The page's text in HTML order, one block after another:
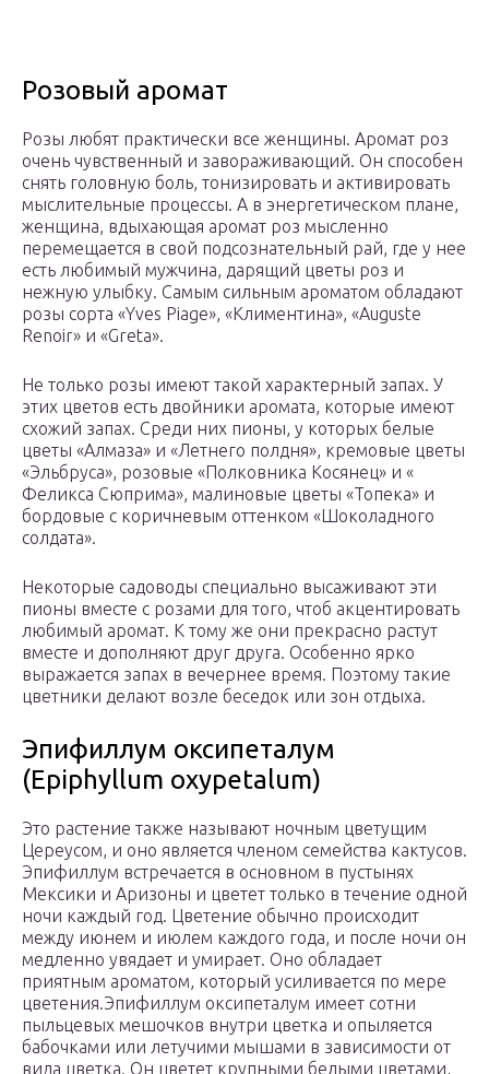
Розовый аромат
Розы любят практически все женщины. Аромат роз
очень чувственный и завораживающий. Он способен
снять головную боль, тонизировать и активировать
мыслительные процессы. А в энергетическом плане,
женщина, вдыхающая аромат роз мысленно
перемещается в свой подсознательный рай, где у нее
есть любимый мужчина, дарящий цветы роз и
нежную улыбку. Самым сильным ароматом обладают
розы сорта «Yves Piage», «Климентина», «Auguste
Renoir» и «Greta».
Не только розы имеют такой характерный запах. У
этих цветов есть двойники аромата, которые имеют
схожий запах. Среди них пионы, у которых белые
цветы «Алмаза» и «Летнего полдня», кремовые цветы
«Эльбруса», розовые «Полковника Косянец» и «
Феликса Сюприма», малиновые цветы «Топека» и
бордовые с коричневым оттенком «Шоколадного
солдата».
Некоторые садоводы специально высаживают эти
пионы вместе с розами для того, чтоб акцентировать
любимый аромат. К тому же они прекрасно растут
вместе и дополняют друг друга. Особенно ярко
выражается запах в вечернее время. Поэтому такие
цветники делают возле беседок или зон отдыха.
Эпифиллум оксипеталум
(Epiphyllum oxypetalum)
Это растение также называют ночным цветущим
Цереусом, и оно является членом семейства кактусов.
Эпифиллум встречается в основном в пустынях
Мексики и Аризоны и цветет только в течение одной
ночи каждый год. Цветение обычно происходит
между июнем и июлем каждого года, и после ночи он
медленно увядает и умирает. Оно обладает
приятным ароматом, который усиливается по мере
цветения.Эпифиллум оксипеталум имеет сотни
пыльцевых мешочков внутри цветка и опыляется
бабочками или летучими мышами в зависимости от
вида цветка. Он цветет крупными белыми цветами,